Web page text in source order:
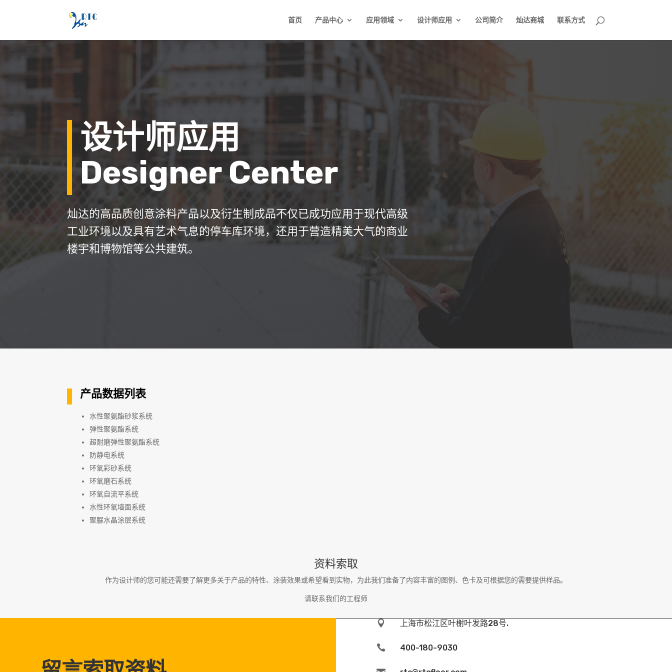
首页 产品中心 应用领域 设计师应用 公司简介 灿达商城 联系方式
设计师应用
Designer Center
灿达的高品质创意涂料产品以及衍生制成品不仅已成功应用于现代高级
工业环境以及具有艺术气息的停车库环境，还用于营造精美大气的商业
楼宇和博物馆等公共建筑。
产品数据列表
水性聚氨酯砂浆系统
弹性聚氨酯系统
超耐磨弹性聚氨酯系统
防静电系统
环氧彩砂系统
环氧磨石系统
环氧自流平系统
水性环氧墙面系统
聚脲水晶涂层系统
资料索取
作为设计师的您可能还需要了解更多关于产品的特性、涂装效果或希望看到实物，为此我们准备了内容丰富的图例、色卡及可根据您的需要提供样品。
请联系我们的工程师
 上海市松江区叶榭叶发路28号.
 400-180-9030